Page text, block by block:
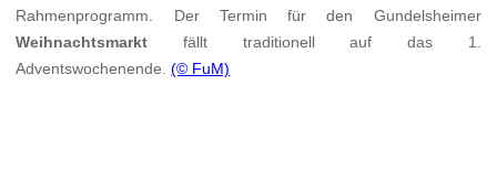
Rahmenprogramm. Der Termin für den Gundelsheimer
Weihnachtsmarkt fällt traditionell auf das 1.
Adventswochenende.(© FuM)